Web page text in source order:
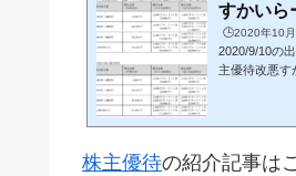
すかいら
🕒️2020年10月
2020/9/10の
主優待改悪す
株価1333円
3時点すかい
株主優待の紹介記事は